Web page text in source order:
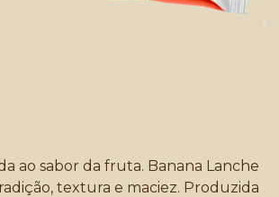
ao sabor da fruta. Banana Lanche
textura e maciez. Produzida